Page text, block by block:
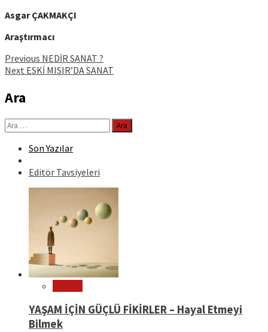
Asgar ÇAKMAKÇI
Araştırmacı
Continue
Reading
Previous NEDİR SANAT ?
Next ESKİ MISIR’DA SANAT
Ara
Arama:
Son Yazılar
Editör Tavsiyeleri
YAŞAM İÇİN GÜÇLÜ FİKİRLER – Hayal Etmeyi
Bilmek